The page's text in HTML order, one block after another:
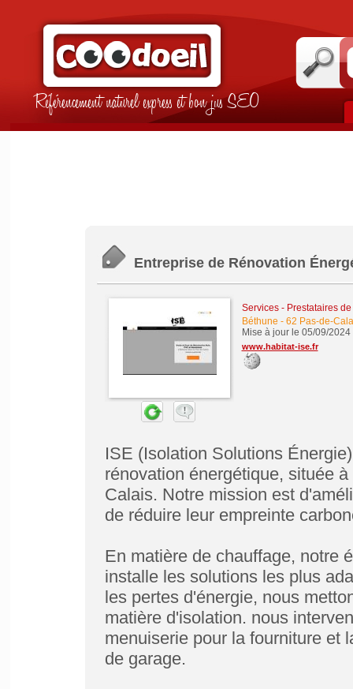
Référencement naturel express et bon jus SEO
Entreprise de Rénovation
Services - Prestataires
Béthune - 62 Pas-de-
Mise à jour le 05/09/2024
www.habitat-ise.fr
ISE (Isolation Solutions
rénovation énergétique, située
Calais. Notre mission est
de réduire leur empreinte
En matière de chauffage, notre
installe les solutions les plus
les pertes d'énergie, nous
matière d'isolation. nous
menuiserie pour la fourniture et
de garage.